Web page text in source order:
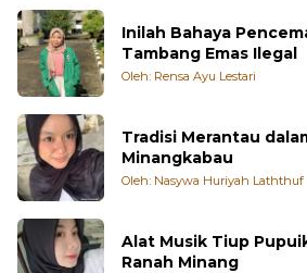
Inilah Bahaya
Tambang Emas Ilegal
Oleh: Rensa Ayu Lestari
Tradisi Merantau
Minangkabau
Oleh: Nasywa Huriyah Laththuf
Alat Musik Tiup
Ranah Minang